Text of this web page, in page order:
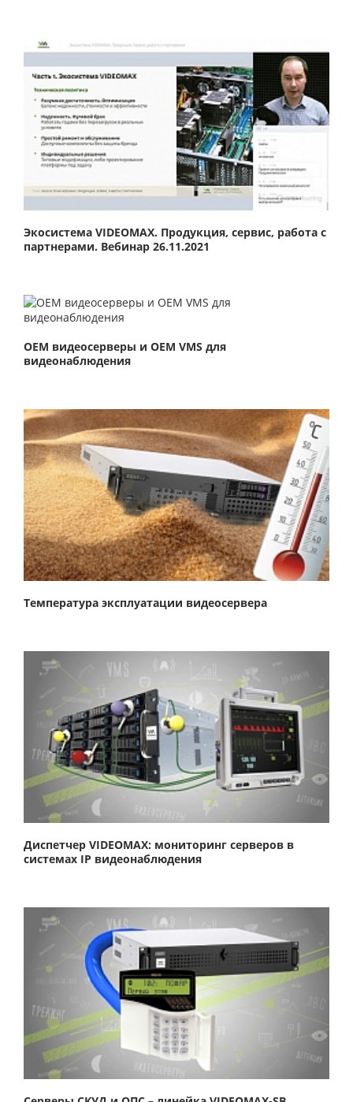
Экосистема VIDEOMAX. Продукция, сервис, работа с
партнерами. Вебинар 26.11.2021
ОЕМ видеосерверы и ОЕМ VMS для
видеонаблюдения
Температура эксплуатации видеосервера
Диспетчер VIDEOMAX: мониторинг серверов в
системах IP видеонаблюдения